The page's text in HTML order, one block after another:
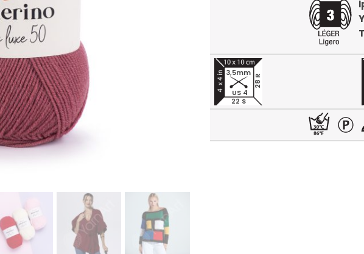
22 S
28 R
3,5mm
US 4